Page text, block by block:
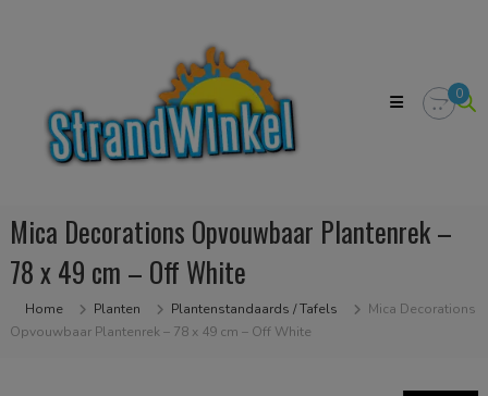
zodat
strandgevoel
in
huis
kan
halen
0
Mica Decorations Opvouwbaar Plantenrek –
78 x 49 cm – Off White
Home Planten Plantenstandaards / Tafels
Mica Decorations
Opvouwbaar Plantenrek – 78 x 49 cm – Off White